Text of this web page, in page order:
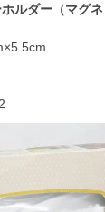
ルダー（マグネ